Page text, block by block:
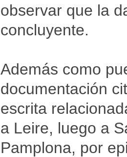
observar que la
concluyente.
Además como
documentación
escrita
a Leire, luego a
Pamplona, por